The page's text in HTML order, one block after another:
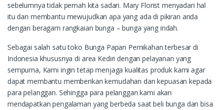
sebelumnya tidak pernah kita sadari. Mary Florist menyadari hal
itu dan membantu mewujudkan apa yang ada di pikiran anda
dengan beragam rangkaian bunga – bunga yang indah.
Sebagai salah satu toko Bunga Papan Pernikahan terbesar di
Indonesia khususnya di area Kediri dengan pelayanan yang
sempurna, Kami ingin tetap menjaga kualitas produk kami agar
dapat membantu memberikan kemudahan dan kepuasan kepada
para pelanggan. Sehingga para pelanggan kami akan
mendapatkan pengalaman yang berbeda saat beli bunga dan bisa